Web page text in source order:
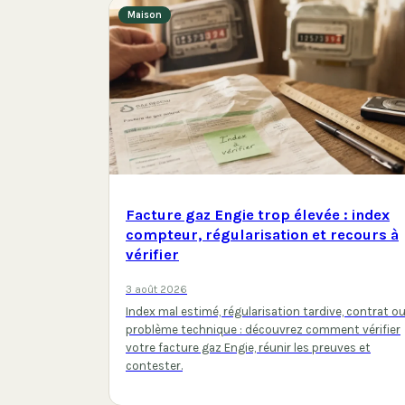
Maison
Facture gaz Engie trop élevée : index
compteur, régularisation et recours à
vérifier
3 août 2026
Index mal estimé, régularisation tardive, contrat ou
problème technique : découvrez comment vérifier
votre facture gaz Engie, réunir les preuves et
contester.